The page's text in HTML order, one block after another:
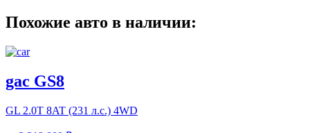
Похожие авто в наличии:
gac GS8
GL 2.0T 8AT (231 л.с.) 4WD